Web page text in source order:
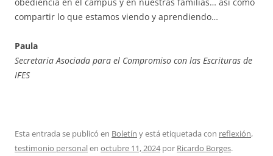
compartir lo que estamos viendo y aprendiendo…
Paula
Secretaria Asociada para el Compromiso con las Escrituras de
IFES
Esta entrada se publicó en Boletín y está etiquetada con reflexión,
testimonio personalen octubre 11, 2024por Ricardo Borges.